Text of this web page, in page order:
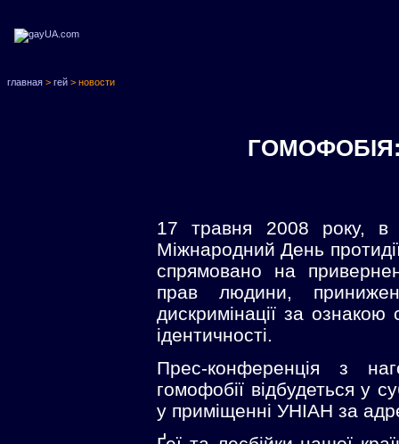
главная > гей > новости
ГОМОФОБІЯ:
17 травня 2008 року, в
Міжнародний День
спрямовано на
прав людини,
дискримінації за ознакою
ідентичності.
Прес-конференція з
гомофобії відбудеться у
у приміщенні УНІАН за